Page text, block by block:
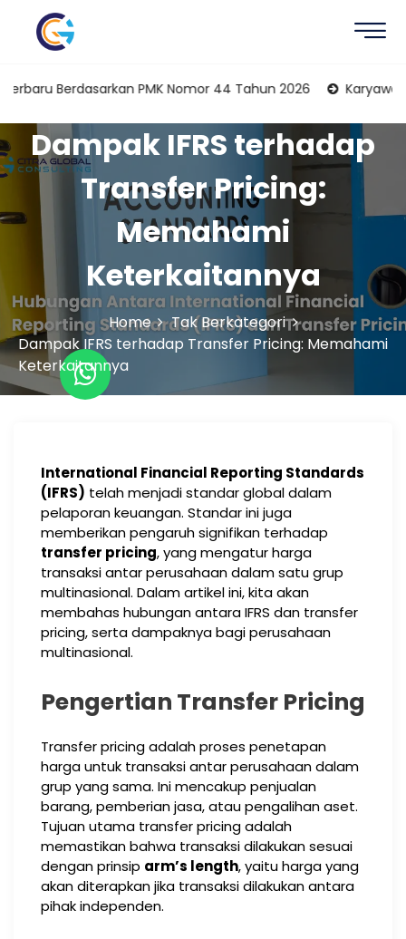
PMK Nomor 44 Tahun 2026 Karyawan Sebagai
Dampak IFRS terhadap
Transfer Pricing:
Memahami
Keterkaitannya
Home
Tak Berkategori
Dampak IFRS terhadap Transfer Pricing: Memahami
Keterkaitannya
International Financial Reporting Standards
(IFRS) telah menjadi standar global dalam
pelaporan keuangan. Standar ini juga
memberikan pengaruh signifikan terhadap
transfer pricing, yang mengatur harga
transaksi antar perusahaan dalam satu grup
multinasional. Dalam artikel ini, kita akan
membahas hubungan antara IFRS dan transfer
pricing, serta dampaknya bagi perusahaan
multinasional.
Pengertian Transfer Pricing
Transfer pricing adalah proses penetapan
harga untuk transaksi antar perusahaan dalam
grup yang sama. Ini mencakup penjualan
barang, pemberian jasa, atau pengalihan aset.
Tujuan utama transfer pricing adalah
memastikan bahwa transaksi dilakukan sesuai
dengan prinsip arm’s length, yaitu harga yang
akan diterapkan jika transaksi dilakukan antara
pihak independen.